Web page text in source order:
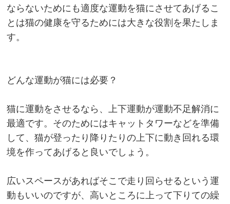
ならないためにも適度な運動を猫にさせてあげるこ
とは猫の健康を守るためには大きな役割を果たしま
す。
どんな運動が猫には必要？
猫に運動をさせるなら、上下運動が運動不足解消に
最適です。そのためにはキャットタワーなどを準備
して、猫が登ったり降りたりの上下に動き回れる環
境を作ってあげると良いでしょう。
広いスペースがあればそこで走り回らせるという運
動もいいのですが、高いところに上って下りての繰